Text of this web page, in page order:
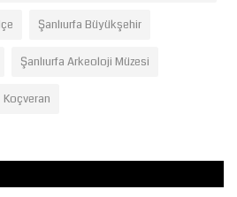
Şanlıurfa Büyükşehir
Şanlıurfa Arkeoloji Müzesi
Koçveran